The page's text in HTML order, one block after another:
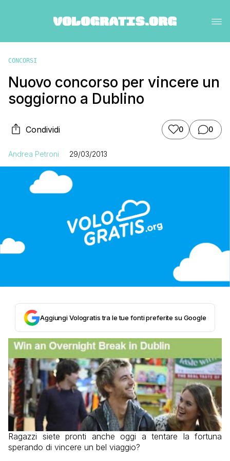
CONCORSI
Nuovo concorso per vincere un
soggiorno a Dublino
Condividi 0 0
Andrea Petroni 29/03/2013
Aggiungi Vologratis tra le tue fonti preferite su Google
Ragazzi siete pronti anche oggi a tentare la fortuna
sperando di vincere un bel viaggio?